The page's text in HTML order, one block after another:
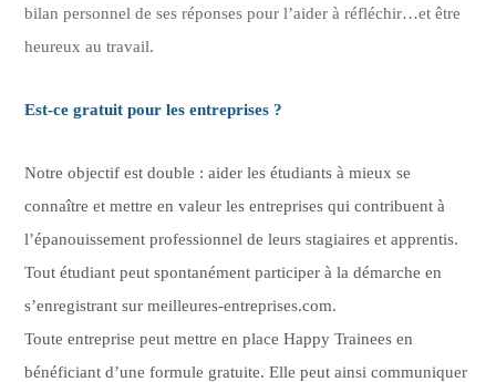
bilan personnel de ses réponses pour l’aider à réfléchir…et être
heureux au travail.
Est-ce gratuit pour les entreprises ?
Notre objectif est double : aider les étudiants à mieux se
connaître et mettre en valeur les entreprises qui contribuent à
l’épanouissement professionnel de leurs stagiaires et apprentis.
Tout étudiant peut spontanément participer à la démarche en
s’enregistrant sur meilleures-entreprises.com.
Toute entreprise peut mettre en place Happy Trainees en
bénéficiant d’une formule gratuite. Elle peut ainsi communiquer